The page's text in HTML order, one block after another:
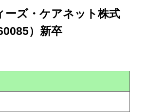
ーズ・ケアネット株式
）新卒